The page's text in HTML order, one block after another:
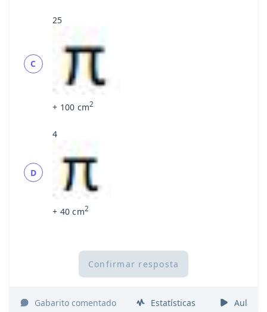
C
25
+ 100 cm2
D
4
+ 40 cm2
Confirmar resposta
Gabarito comentado Estatísticas Aulas